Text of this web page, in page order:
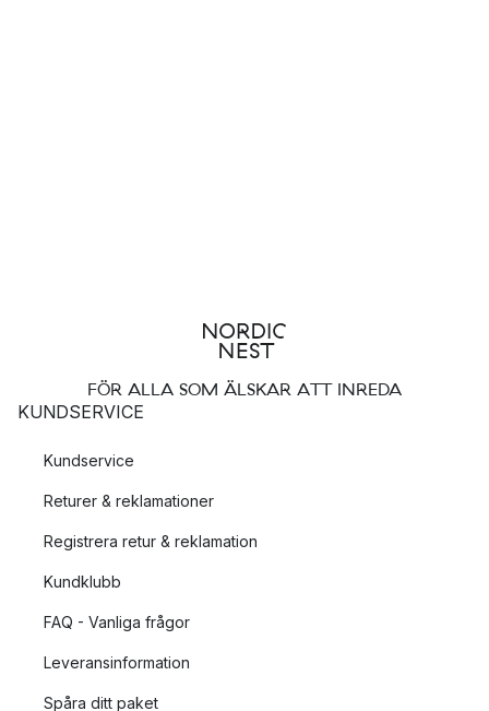
FÖR ALLA SOM ÄLSKAR ATT INREDA
KUNDSERVICE
Kundservice
Returer & reklamationer
Registrera retur & reklamation
Kundklubb
FAQ - Vanliga frågor
Leveransinformation
Spåra ditt paket